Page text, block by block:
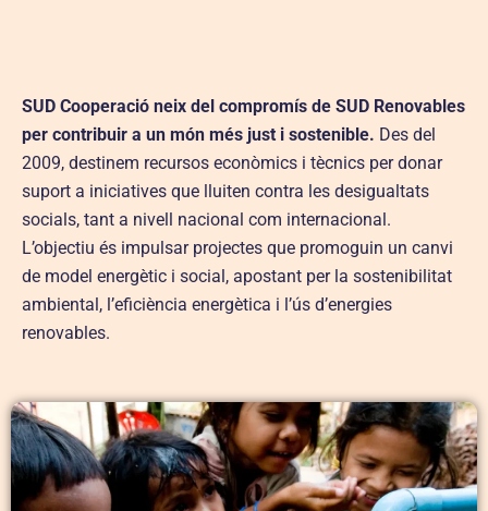
SUD Cooperació neix del compromís de SUD Renovables
per contribuir a un món més just i sostenible. Des del
2009, destinem recursos econòmics i tècnics per donar
suport a iniciatives que lluiten contra les desigualtats
socials, tant a nivell nacional com internacional.
L’objectiu és impulsar projectes que promoguin un canvi
de model energètic i social, apostant per la sostenibilitat
ambiental, l’eficiència energètica i l’ús d’energies
renovables.